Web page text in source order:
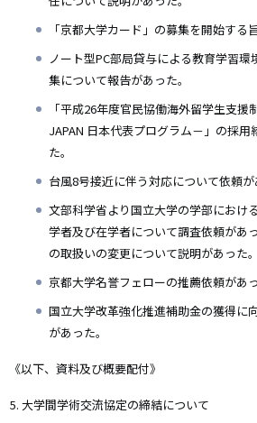
「京都大学カード」の募集を開始する
ノート型PC部局貸与による教育学習
集について報告があった。
「平成26年度官民協働海外留学生支援
JAPAN 日本代表プログラム－」の採用
た。
台風8号接近に伴う対応について依頼が
文部科学省より国立大学の学部におけ
学者及び在学者について調査依頼があ
の取扱いの変更について説明があった。
京都大学名誉フェローの推薦依頼があっ
国立大学改革強化推進補助金の獲得に
があった。
《以下、資料及び概要配付》
大学間学術交流協定の締結について